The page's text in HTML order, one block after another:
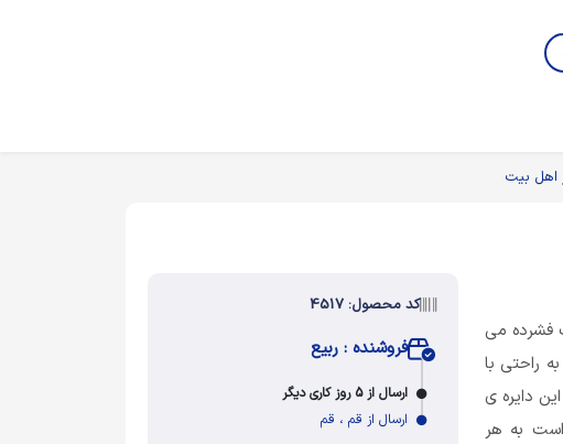
اهل بیت
فشرده می
به راحتی با
دایره ی
به هر
کد محصول: 4517
فروشنده : ربیع
ارسال از 5 روز کاری دیگر
ارسال از قم ، قم